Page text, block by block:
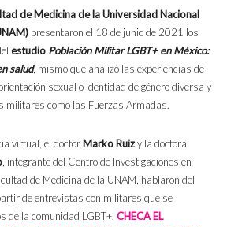
de Medicina de la Universidad Nacional
presentaron el 18 de junio de 2021 los
estudio Población Militar LGBT+ en México:
salud, mismo que analizó las experiencias de
sexual o identidad de género diversa y
militares como las Fuerzas Armadas.
virtual, el doctor Marko Ruizy la doctora
, integrante del Centro de Investigaciones en
de Medicina de la UNAM, hablaron del
de entrevistas con militares que se
de la comunidad LGBT+. CHECA EL